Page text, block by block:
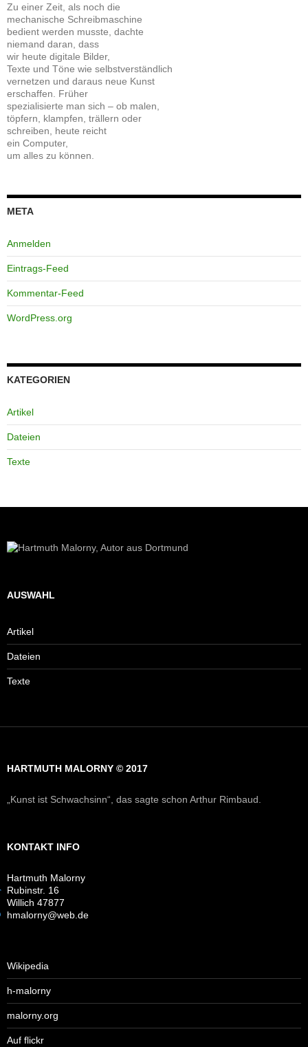
Zu einer Zeit, als noch die
mechanische Schreibmaschine
bedient werden musste, dachte
niemand daran, dass
wir heute digitale Bilder,
Texte und Töne wie selbstverständlich
vernetzen und daraus neue Kunst
erschaffen. Früher
spezialisierte man sich – ob malen,
töpfern, klampfen, trällern oder
schreiben, heute reicht
ein Computer,
um alles zu können.
META
Anmelden
Eintrags-Feed
Kommentar-Feed
WordPress.org
KATEGORIEN
Artikel
Dateien
Texte
AUSWAHL
Artikel
Dateien
Texte
HARTMUTH MALORNY © 2017
„Kunst ist Schwachsinn“, das sagte schon Arthur Rimbaud.
KONTAKT INFO
Hartmuth Malorny
Rubinstr. 16
Willich 47877
hmalorny@web.de
Wikipedia
h-malorny
malorny.org
Auf flickr